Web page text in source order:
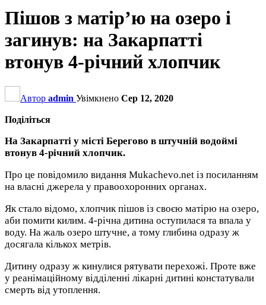
Пішов з матір’ю на озеро і
загинув: на Закарпатті
втонув 4-річний хлопчик
Автор admin Увімкнено Сер 12, 2020
Поділіться
На Закарпатті у місті Берегово в штучній водоймі
втонув 4-річний хлопчик.
Про це повідомило видання Mukachevo.net із посиланням
на власні джерела у правоохоронних органах.
Як стало відомо, хлопчик пішов із своєю матірю на озеро,
аби помити килим. 4-річна дитина оступилася та впала у
воду. На жаль озеро штучне, а тому глибина одразу ж
досягала кількох метрів.
Дитину одразу ж кинулися рятувати перехожі. Проте вже
у реанімаційному відділенні лікарні дитині констатували
смерть від утоплення.